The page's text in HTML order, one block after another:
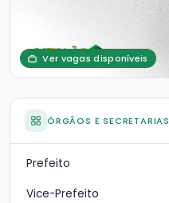
Ver vagas disponíveis
ÓRGÃOS E SECRETARIAS
Prefeito
Vice-Prefeito